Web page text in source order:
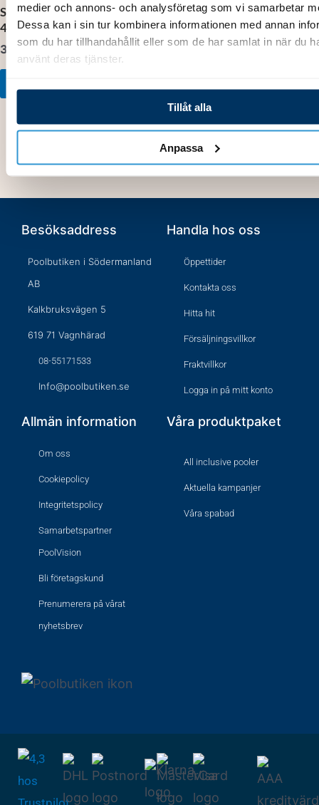
medier och annons- och analysföretag som vi samarbetar
Dessa kan i sin tur kombinera informationen med annan
som du har tillhandahållit eller som de har samlat in när du
använt deras tjänster.
Tillåt alla
Anpassa
Skimmerhals Vit
4402010082
348,00kr
Vakuumplatta 4402010505
177,00 kr
Besöksaddress
Poolbutiken i Södermanland
AB
Kalkbruksvägen 5
619 71 Vagnhärad
08-55171533
Info@poolbutiken.se
Handla hos oss
Öppettider
Kontakta oss
Hitta hit
Försäljningsvillkor
Fraktvillkor
Logga in på mitt konto
Allmän information
Om oss
Cookiepolicy
Integritetspolicy
Samarbetspartner
PoolVision
Bli företagskund
Prenumerera på vårat
nyhetsbrev
Våra produktpaket
All inclusive pooler
Aktuella kampanjer
Våra spabad